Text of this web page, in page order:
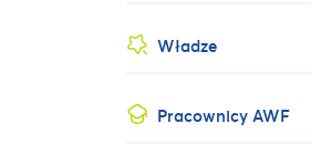
Władze
Pracownicy AWF